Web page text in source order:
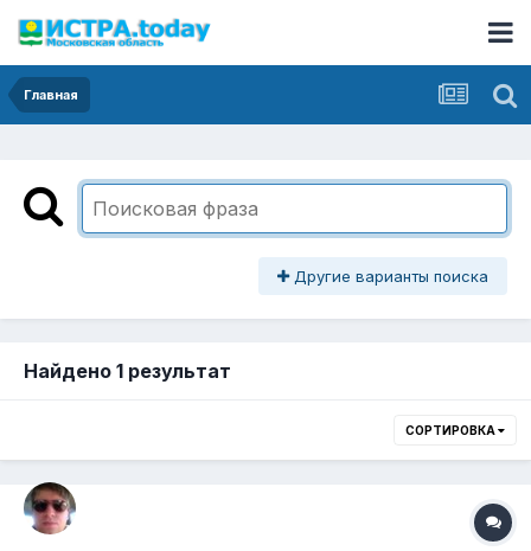
Главная
Другие варианты поиска
Найдено 1 результат
СОРТИРОВКА